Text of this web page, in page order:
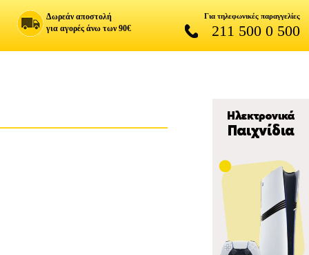
Δωρεάν αποστολή
για αγορές άνω των 90€
Για τηλεφωνικές παραγγελίες
211 500 0 500